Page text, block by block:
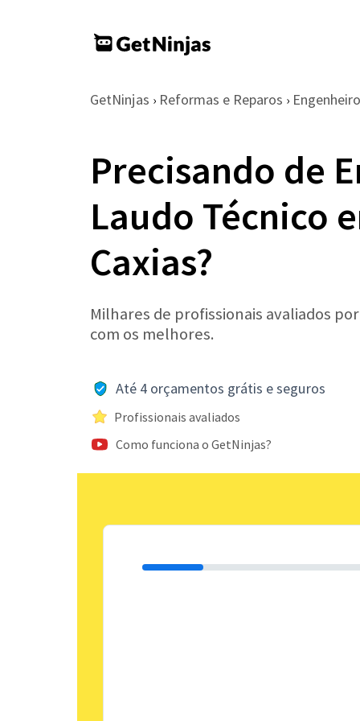
GetNinjas › Reformas e Reparos › Engenheiro
Precisando de
Laudo Técnico
Caxias?
Milhares de profissionais avaliados
com os melhores.
Até 4 orçamentos grátis e seguros
Profissionais avaliados
Como funciona o GetNinjas?